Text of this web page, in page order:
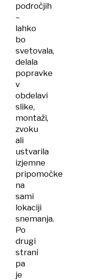
področjih
–
lahko
bo
svetovala,
delala
popravke
v
obdelavi
slike,
montaži,
zvoku
ali
ustvarila
izjemne
pripomočke
na
sami
lokaciji
snemanja.
Po
drugi
strani
pa
je